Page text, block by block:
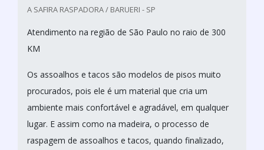
A SAFIRA RASPADORA / BARUERI - SP
Atendimento na região de São Paulo no raio de 300
KM
Os assoalhos e tacos são modelos de pisos muito
procurados, pois ele é um material que cria um
ambiente mais confortável e agradável, em qualquer
lugar. E assim como na madeira, o processo de
raspagem de assoalhos e tacos, quando finalizado,